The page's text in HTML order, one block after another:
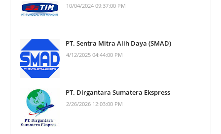
10/04/2024 09:37:00 PM
PT. Sentra Mitra Alih Daya (SMAD)
4/12/2025 04:44:00 PM
PT. Dirgantara Sumatera Ekspress
2/26/2026 12:03:00 PM